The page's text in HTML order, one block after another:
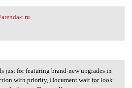
t.ru
t.ru
just for featuring
just for featuring brand-new upgrades in
with priority, Document wait for look